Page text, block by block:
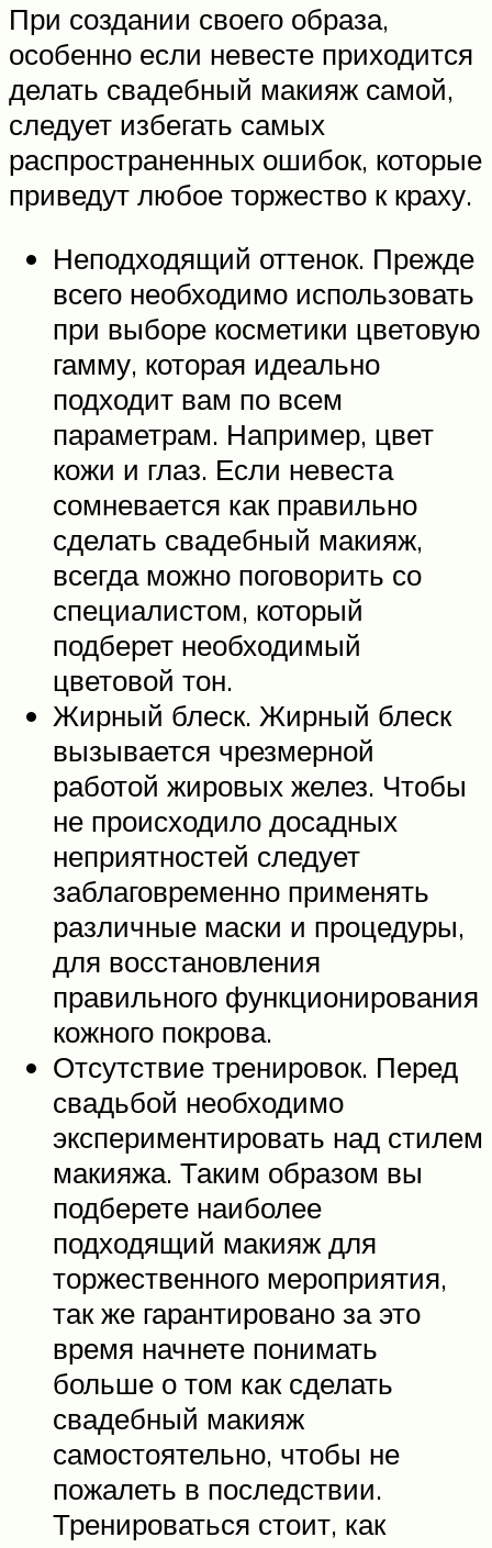
При создании своего образа,
особенно если невесте приходится
делать свадебный макияж самой,
следует избегать самых
распространенных ошибок, которые
приведут любое торжество к краху.
Неподходящий оттенок. Прежде
всего необходимо использовать
при выборе косметики цветовую
гамму, которая идеально
подходит вам по всем
параметрам. Например, цвет
кожи и глаз. Если невеста
сомневается как правильно
сделать свадебный макияж,
всегда можно поговорить со
специалистом, который
подберет необходимый
цветовой тон.
Жирный блеск. Жирный блеск
вызывается чрезмерной
работой жировых желез. Чтобы
не происходило досадных
неприятностей следует
заблаговременно применять
различные маски и процедуры,
для восстановления
правильного функционирования
кожного покрова.
Отсутствие тренировок. Перед
свадьбой необходимо
экспериментировать над стилем
макияжа. Таким образом вы
подберете наиболее
подходящий макияж для
торжественного мероприятия,
так же гарантировано за это
время начнете понимать
больше о том как сделать
свадебный макияж
самостоятельно, чтобы не
пожалеть в последствии.
Тренироваться стоит, как